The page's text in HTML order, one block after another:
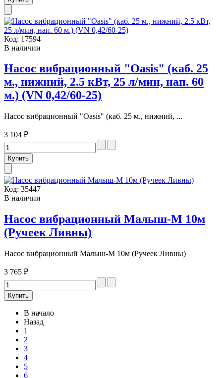
Код: 17594
В наличии
Насос вибрационный "Oasis" (каб. 25
м., нижний, 2.5 кВт, 25 л/мин, нап. 60
м.) (VN 0,42/60-25)
Насос вибрационный "Oasis" (каб. 25 м., нижний, ...
3 104 ₽
Код: 35447
В наличии
Насос вибрационный Малыш-М 10м
(Ручеек Ливны)
Насос вибрационный Малыш-М 10м (Ручеек Ливны)
3 765 ₽
В начало
Назад
1
2
3
4
5
6